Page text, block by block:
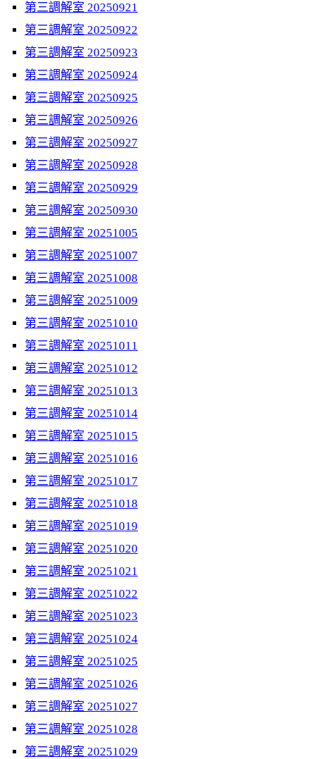
第三調解室 20250921
第三調解室 20250922
第三調解室 20250923
第三調解室 20250924
第三調解室 20250925
第三調解室 20250926
第三調解室 20250927
第三調解室 20250928
第三調解室 20250929
第三調解室 20250930
第三調解室 20251005
第三調解室 20251007
第三調解室 20251008
第三調解室 20251009
第三調解室 20251010
第三調解室 20251011
第三調解室 20251012
第三調解室 20251013
第三調解室 20251014
第三調解室 20251015
第三調解室 20251016
第三調解室 20251017
第三調解室 20251018
第三調解室 20251019
第三調解室 20251020
第三調解室 20251021
第三調解室 20251022
第三調解室 20251023
第三調解室 20251024
第三調解室 20251025
第三調解室 20251026
第三調解室 20251027
第三調解室 20251028
第三調解室 20251029